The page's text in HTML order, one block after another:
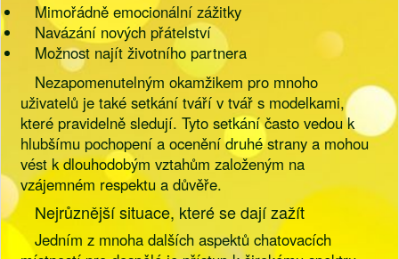
Mimořádně emocionální zážitky
Navázání nových přátelství
Možnost najít životního partnera
Nezapomenutelným okamžikem pro mnoho
uživatelů je také setkání tváří v tvář s modelkami,
které pravidelně sledují. Tyto setkání často vedou k
hlubšímu pochopení a ocenění druhé strany a mohou
vést k dlouhodobým vztahům založeným na
vzájemném respektu a důvěře.
Nejrůznější situace, které se dají zažít
Jedním z mnoha dalších aspektů chatovacích